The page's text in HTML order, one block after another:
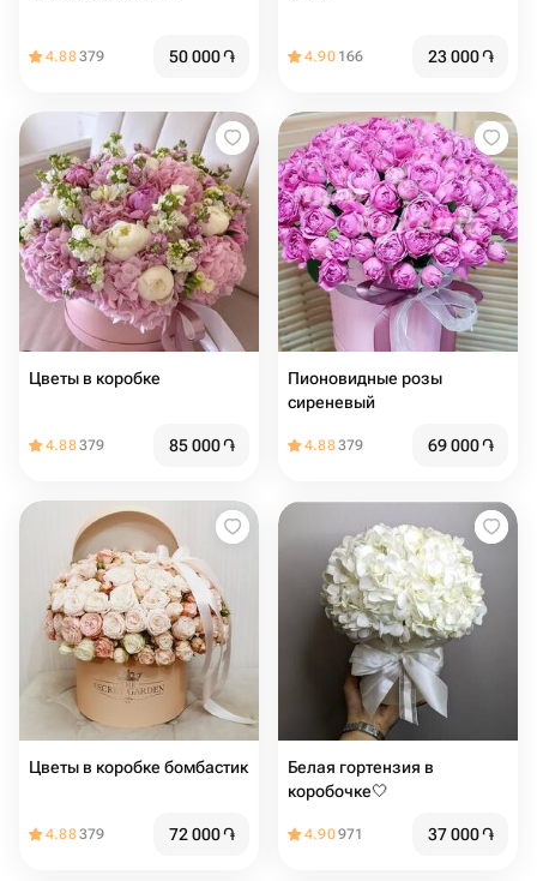
4.88379 50 000֏ 4.90 166 23 000֏
Цветы в коробке
4.88379 85 000֏
Пионовидные розы
сиреневый
4.88379 69 000֏
Цветы в коробке бомбастик
4.88379 72 000֏
Белая гортензия в
коробочке🤍
4.90971 37 000֏